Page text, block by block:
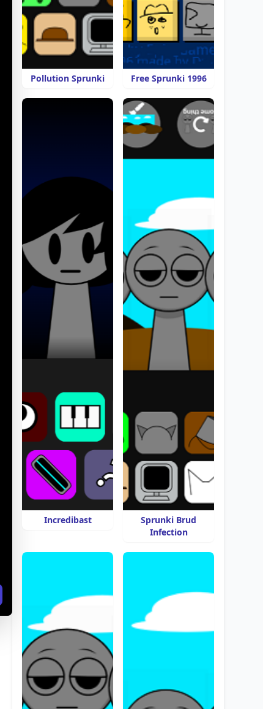
Pollution Sprunki Free Sprunki 1996
Incredibast
Sprunki Brud
Infection